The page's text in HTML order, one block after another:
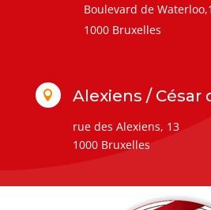
Boulevard de
1000 Bruxelles
 Alexiens / César
rue des Alexiens, 13
1000 Bruxelles